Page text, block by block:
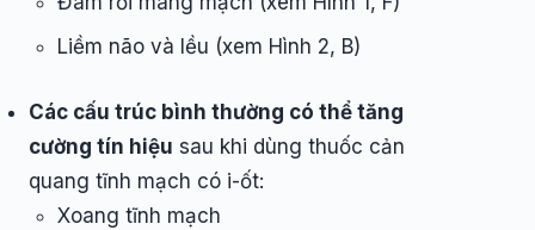
Liềm não và lều (xem Hình 2, B)
Các cấu trúc bình thường có thể tăng
cường tín hiệu sau khi dùng thuốc cản
quang tĩnh mạch có i-ốt:
Xoang tĩnh mạch